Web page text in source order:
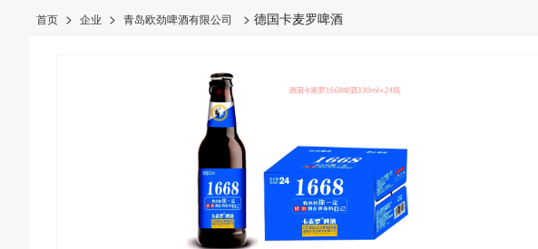
首页 > 企业 > 青岛欧劲啤酒有限公司 > 德国卡麦罗啤酒